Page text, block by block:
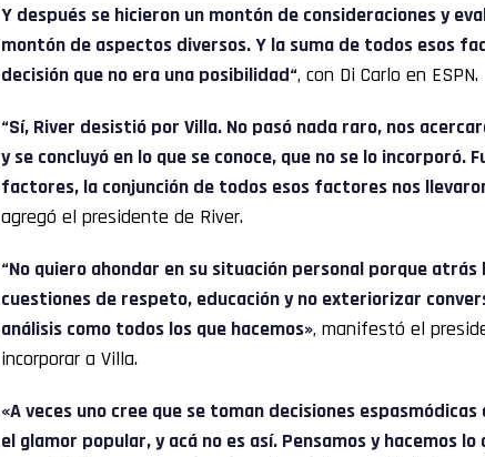
Y después se hicieron un montón de consideraciones y
montón de aspectos diversos. Y la suma de todos esos
decisión que no era una posibilidad“, con Di Carlo en ESPN.
“Sí, River desistió por Villa. No pasó nada raro, nos
y se concluyó en lo que se conoce, que no se lo incorporó.
factores, la conjunción de todos esos factores nos
agregó el presidente de River.
“No quiero ahondar en su situación personal porque atrás
cuestiones de respeto, educación y no exteriorizar
análisis como todos los que hacemos», manifestó el
incorporar a Villa.
«A veces uno cree que se toman decisiones
el glamor popular, y acá no es así. Pensamos y hacemos